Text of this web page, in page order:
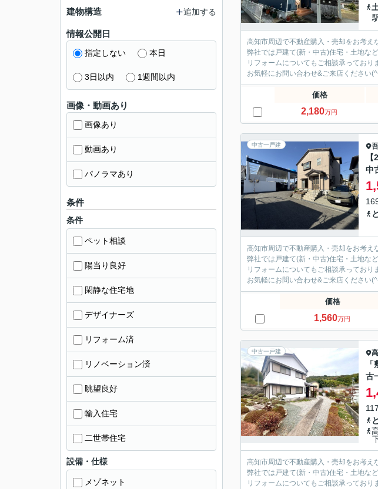
高知市周辺で不動産購入・売却をお考え
弊社では戸建て(新・中古)住宅・土地な
リフォームについてもご相談承っており
お気軽にお問い合わせ&ご来店ください‍
価格
2,180万円
中古一戸建
中
高知市周辺で不動産購入・売却をお考え
弊社では戸建て(新・中古)住宅・土地な
リフォームについてもご相談承っており
お気軽にお問い合わせ&ご来店ください‍
価格
1,560万円
中古一戸建
古
高知市周辺で不動産購入・売却をお考え
弊社では戸建て(新・中古)住宅・土地な
リフォームについてもご相談承っており
建物構造 追加する
情報公開日
指定しない 本日
3日以内 1週間以内
画像・動画あり
画像あり
動画あり
パノラマあり
条件
条件
ペット相談
陽当り良好
閑静な住宅地
デザイナーズ
リフォーム済
リノベーション済
眺望良好
輸入住宅
二世帯住宅
設備・仕様
メゾネット